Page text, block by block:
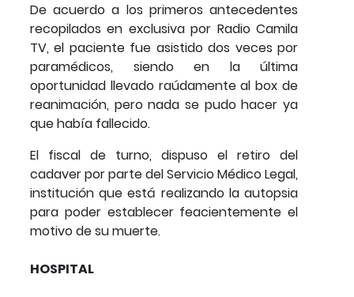
De acuerdo a los primeros antecedentes
recopilados en exclusiva por Radio Camila
TV, el paciente fue asistido dos veces por
paramédicos, siendo en la última
oportunidad llevado raúdamente al box de
reanimación, pero nada se pudo hacer ya
que había fallecido.
El fiscal de turno, dispuso el retiro del
cadaver por parte del Servicio Médico Legal,
institución que está realizando la autopsia
para poder establecer feacientemente el
motivo de su muerte.
HOSPITAL